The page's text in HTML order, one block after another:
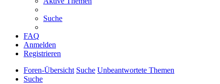
Suche
FAQ
Anmelden
Registrieren
Foren-Übersicht Suche Unbeantwortete Themen
Suche